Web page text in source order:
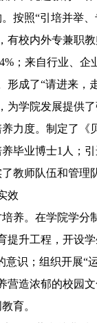
照“引培并举、
有校内外专兼职
；来自行业、
形成了“请进来
为学院发展提供了
度。制定了《贝
毕业博士1人；
教师队伍和管理
效
。在学院学分
提升工程，开设
意识；组织开展“
造浓郁的校园文
育。